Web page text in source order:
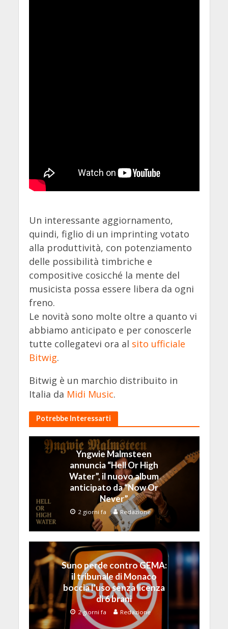
Un interessante aggiornamento,
quindi, figlio di un imprinting votato
alla produttività, con potenziamento
delle possibilità timbriche e
compositive cosicché la mente del
musicista possa essere libera da ogni
freno.
Le novità sono molte oltre a quanto vi
abbiamo anticipato e per conoscerle
tutte collegatevi ora al sito ufficiale
Bitwig.
Bitwig è un marchio distribuito in
Italia da Midi Music.
Potrebbe Interessarti
Yngwie Malmsteen
annuncia “Hell Or High
Water”, il nuovo album
anticipato da “Now Or
Never”
2 giorni fa Redazione
Suno perde contro GEMA:
il tribunale di Monaco
boccia l’uso senza licenza
di 6 brani
2 giorni fa Redazione